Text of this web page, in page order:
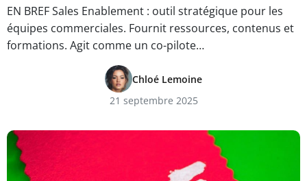
EN BREF Sales Enablement : outil stratégique pour les
équipes commerciales. Fournit ressources, contenus et
formations. Agit comme un co-pilote…
Chloé Lemoine
21 septembre 2025